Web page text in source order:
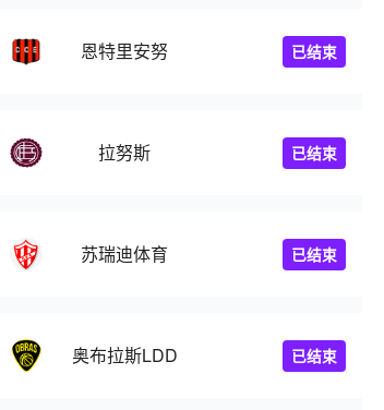
恩特里安努 已结束
拉努斯 已结束
苏瑞迪体育 已结束
奥布拉斯LDD 已结束